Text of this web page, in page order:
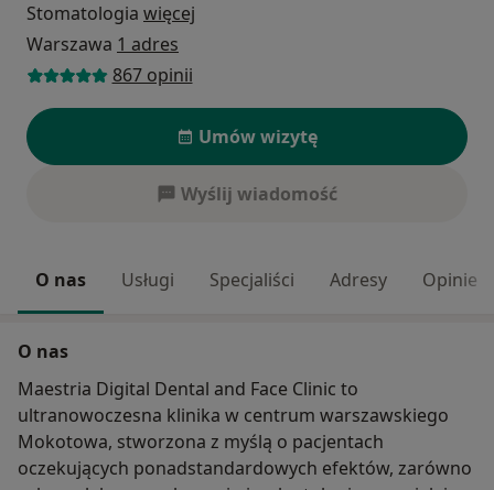
Stomatologia więcej
Warszawa 1 adres
867 opinii
Umów wizytę
Wyślij wiadomość
O nas Usługi Specjaliści Adresy Opinie
O nas
Maestria Digital Dental and Face Clinic to
ultranowoczesna klinika w centrum warszawskiego
Mokotowa, stworzona z myślą o pacjentach
oczekujących ponadstandardowych efektów, zarówno